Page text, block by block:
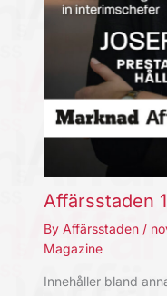
Affärsstaden
By Affärsstaden /
Magazine
Innehåller bland